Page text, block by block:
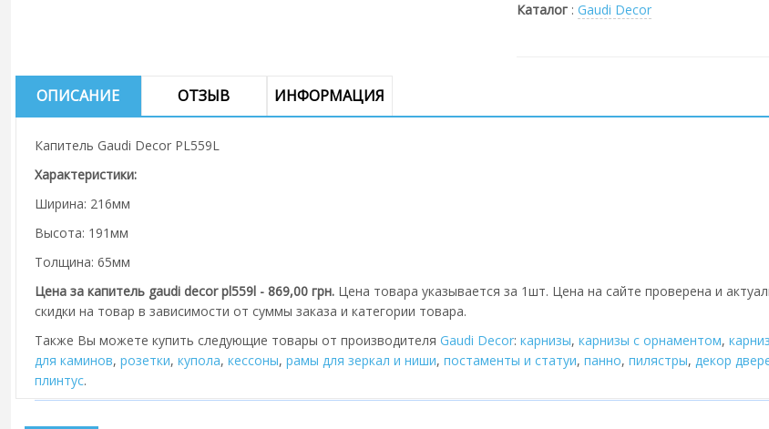
Каталог: Gaudi Decor
ОПИСАНИЕ ОТЗЫВ ИНФОРМАЦИЯ
Капитель Gaudi Decor PL559L
Характеристики:
Ширина: 216мм
Высота: 191мм
Толщина: 65мм
Цена за капитель gaudi decor pl559l - 869,00 грн. Цена товара указывается за 1шт. Цена на сайте проверена и
скидки на товар в зависимости от суммы заказа и категории товара.
Также Вы можете купить следующие товары от производителя Gaudi Decor: карнизы, карнизы с орнаментом,
для каминов, розетки, купола, кессоны, рамы для зеркал и ниши, постаменты и статуи, панно, пилястры, декор
плинтус.